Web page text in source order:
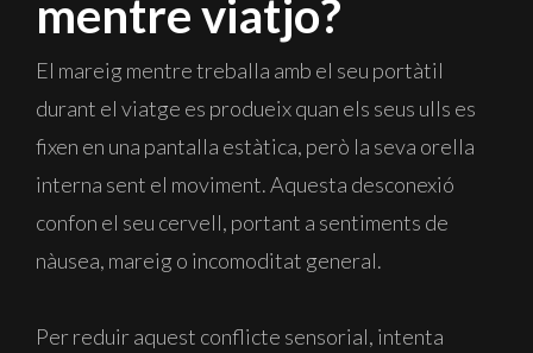
mentre viatjo?
El mareig mentre treballa amb el seu portàtil
durant el viatge es produeix quan els seus ulls es
fixen en una pantalla estàtica, però la seva orella
interna sent el moviment. Aquesta desconexió
confon el seu cervell, portant a sentiments de
nàusea, mareig o incomoditat general.
Per reduir aquest conflicte sensorial, intenta